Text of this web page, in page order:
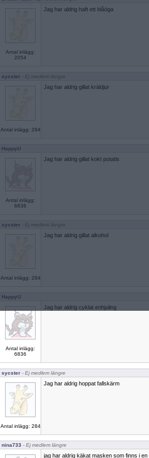
Antal inlägg:
2054
Jag har aldrig haft ett blåöga
sycster - Ej medlem längre
Antal inlägg: 284
Jag har aldrig gillat kräldjur
HappyU
Antal inlägg:
6836
Jag har aldrig gillat kokt potatis
sycster - Ej medlem längre
Antal inlägg: 284
Jag har aldrig gillat alkohol
HappyU
Antal inlägg:
6836
Jag har aldrig cyklat enhjuling
sycster - Ej medlem längre
Antal inlägg: 284
Jag har aldrig hoppat fallskärm
nina733 - Ej medlem längre
jag har aldrig käkat masken som finns i en